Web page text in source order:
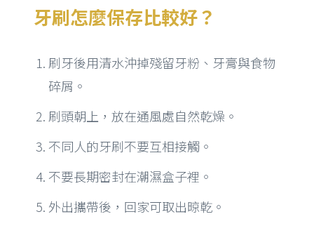
牙刷怎麼保存比較好？
刷牙後用清水沖掉殘留牙粉、牙膏與食物
碎屑。
刷頭朝上，放在通風處自然乾燥。
不同人的牙刷不要互相接觸。
不要長期密封在潮濕盒子裡。
外出攜帶後，回家可取出晾乾。